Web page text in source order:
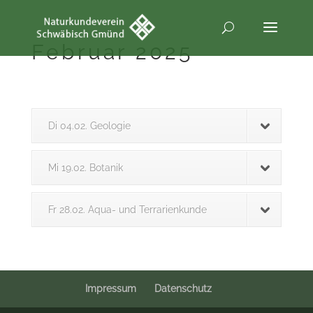
Februar 2025
Di 04.02. Geologie
Mi 19.02. Botanik
Fr 28.02. Aqua- und Terrarienkunde
Impressum Datenschutz